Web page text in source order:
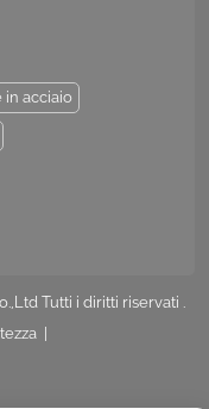
acciaio
Tutti i diritti riservati .